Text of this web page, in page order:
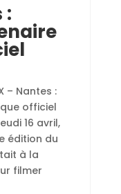
:
– Nantes :
officiel
16 avril,
édition du
à la
filmer